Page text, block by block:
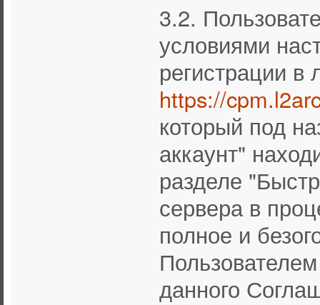
3.2.
условиями
регистрации в
https://
который под
аккаунт"
разделе
сервера в
полное и
данного